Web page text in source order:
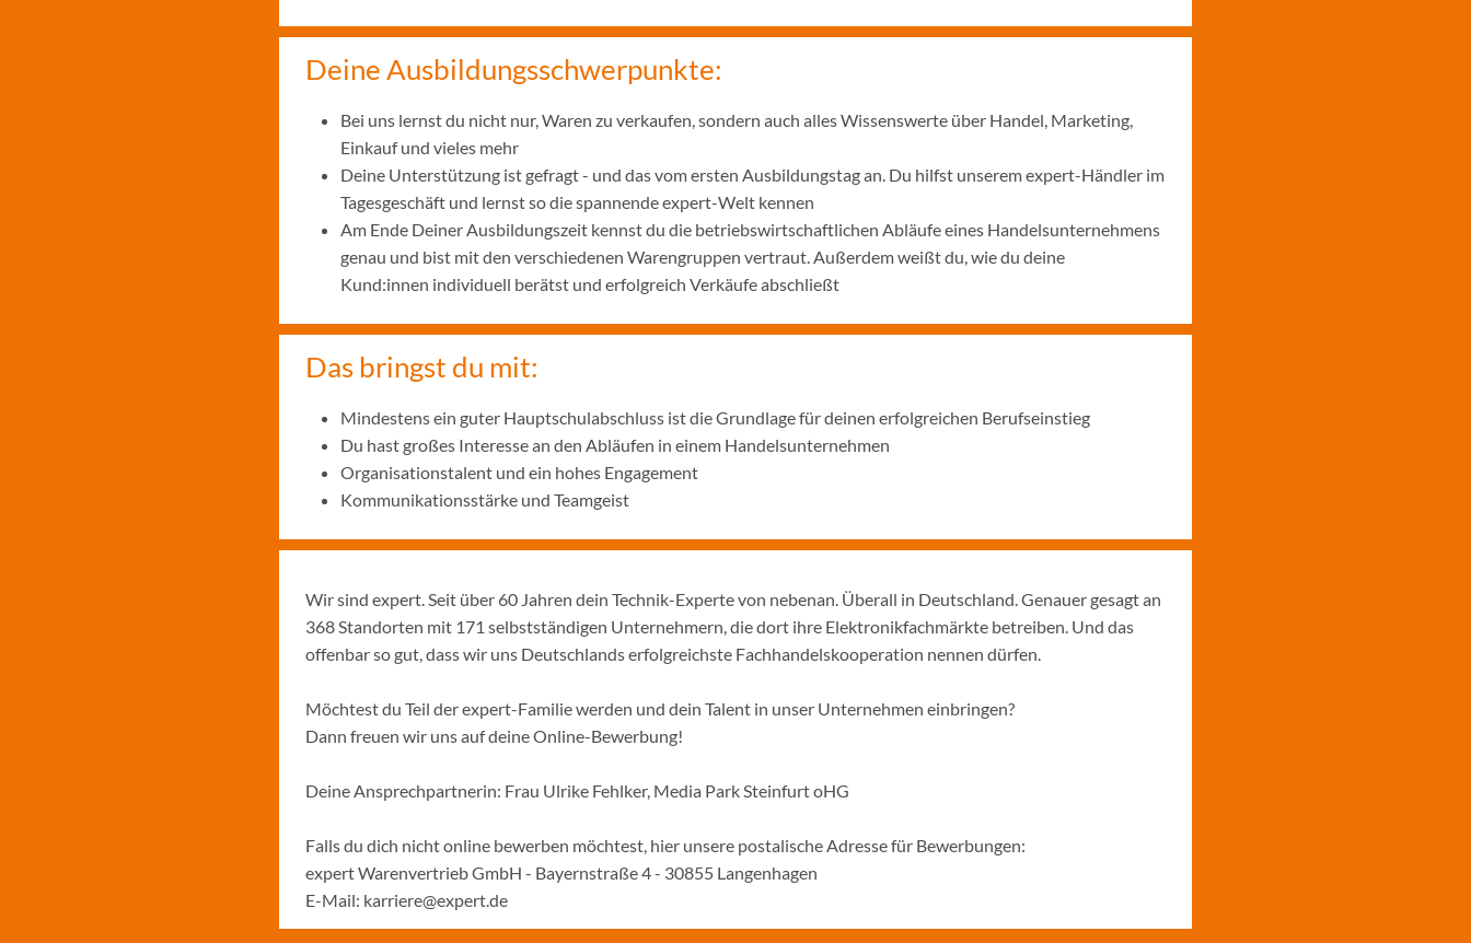
Deine Ausbildungsschwerpunkte:
Bei uns lernst du nicht nur, Waren zu verkaufen, sondern auch alles Wissenswerte über Handel, Marketing,
Einkauf und vieles mehr
Deine Unterstützung ist gefragt - und das vom ersten Ausbildungstag an. Du hilfst unserem expert-Händler im
Tagesgeschäft und lernst so die spannende expert-Welt kennen
Am Ende Deiner Ausbildungszeit kennst du die betriebswirtschaftlichen Abläufe eines Handelsunternehmens
genau und bist mit den verschiedenen Warengruppen vertraut. Außerdem weißt du, wie du deine
Kund:innen individuell berätst und erfolgreich Verkäufe abschließt
Das bringst du mit:
Mindestens ein guter Hauptschulabschluss ist die Grundlage für deinen erfolgreichen Berufseinstieg
Du hast großes Interesse an den Abläufen in einem Handelsunternehmen
Organisationstalent und ein hohes Engagement
Kommunikationsstärke und Teamgeist
Wir sind expert. Seit über 60 Jahren dein Technik-Experte von nebenan. Überall in Deutschland. Genauer gesagt an
368 Standorten mit 171 selbstständigen Unternehmern, die dort ihre Elektronikfachmärkte betreiben. Und das
offenbar so gut, dass wir uns Deutschlands erfolgreichste Fachhandelskooperation nennen dürfen.
Möchtest du Teil der expert-Familie werden und dein Talent in unser Unternehmen einbringen?
Dann freuen wir uns auf deine Online-Bewerbung!
Deine Ansprechpartnerin: Frau Ulrike Fehlker, Media Park Steinfurt oHG
Falls du dich nicht online bewerben möchtest, hier unsere postalische Adresse für Bewerbungen:
expert Warenvertrieb GmbH - Bayernstraße 4 - 30855 Langenhagen
E-Mail: karriere@expert.de